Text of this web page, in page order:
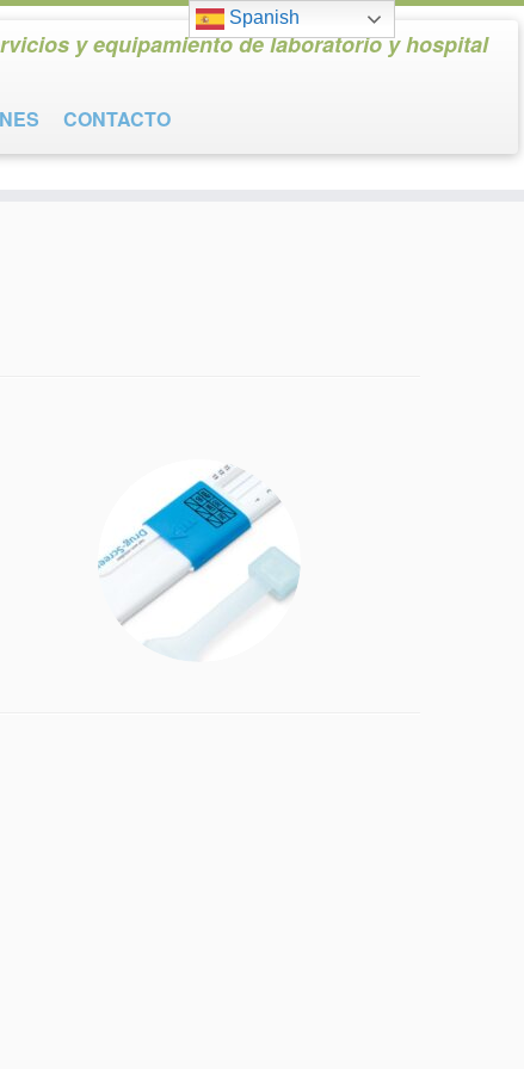
y equipamiento de laboratorio y hospital
CONTACTO
Spanish